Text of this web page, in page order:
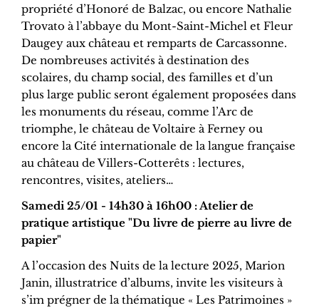
propriété d’Honoré de Balzac, ou encore Nathalie
Trovato à l’abbaye du Mont-Saint-Michel et Fleur
Daugey aux château et remparts de Carcassonne.
De nombreuses activités à destination des
scolaires, du champ social, des familles et d’un
plus large public seront également proposées dans
les monuments du réseau, comme l’Arc de
triomphe, le château de Voltaire à Ferney ou
encore la Cité internationale de la langue française
au château de Villers-Cotterêts : lectures,
rencontres, visites, ateliers…
Samedi 25/01 - 14h30 à 16h00 : Atelier de
pratique artistique "Du livre de pierre au livre de
papier"
A l’occasion des Nuits de la lecture 2025, Marion
Janin, illustratrice d’albums, invite les visiteurs à
s’im prégner de la thématique « Les Patrimoines »